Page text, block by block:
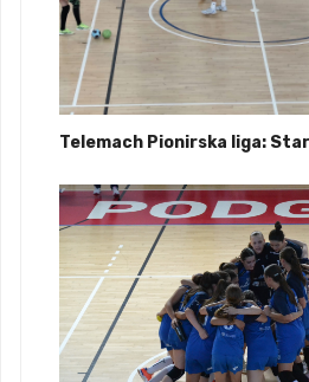
Telemach Pionirska liga: